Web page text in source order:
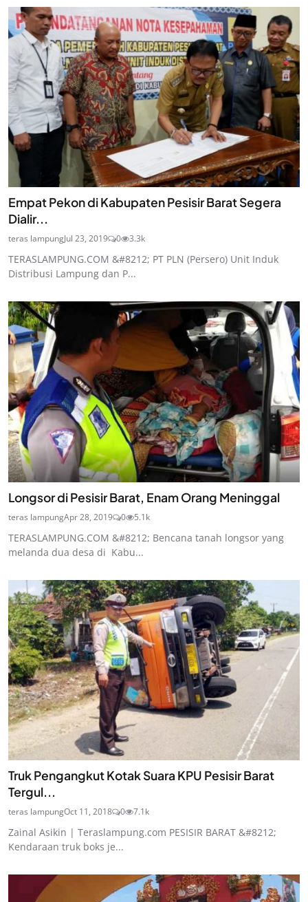
Empat Pekon di Kabupaten Pesisir Barat Segera
Dialir...
teras lampungJul 23, 2019 0 3.3k
TERASLAMPUNG.COM &#8212; PT PLN (Persero) Unit Induk
Distribusi Lampung dan P...
Longsor di Pesisir Barat, Enam Orang Meninggal
teras lampungApr 28, 2019 0 5.1k
TERASLAMPUNG.COM &#8212; Bencana tanah longsor yang
melanda dua desa di Kabu...
Truk Pengangkut Kotak Suara KPU Pesisir Barat
Tergul...
teras lampungOct 11, 2018 0 7.1k
Zainal Asikin | Teraslampung.com PESISIR BARAT &#8212;
Kendaraan truk boks je...